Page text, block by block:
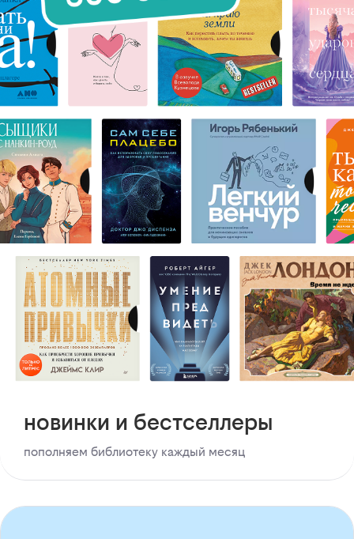
новинки и бестселлеры
пополняем библиотеку каждый месяц